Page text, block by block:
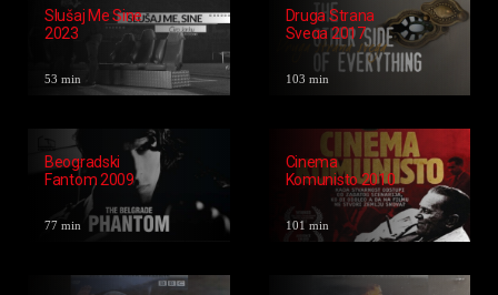
Slušaj Me Sine
2023
53 min
Druga Strana
Svega 2017
103 min
Beogradski
Fantom 2009
77 min
Cinema
Komunisto 2010
101 min